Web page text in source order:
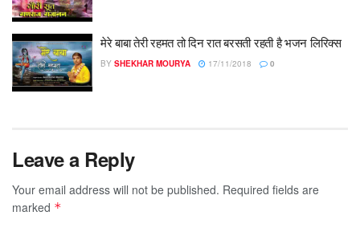
मेरे बाबा तेरी रहमत तो दिन रात बरसती रहती है भजन लिरिक्स
BY SHEKHAR MOURYA 17/11/2018 0
Leave a Reply
Your email address will not be published. Required fields are
marked *